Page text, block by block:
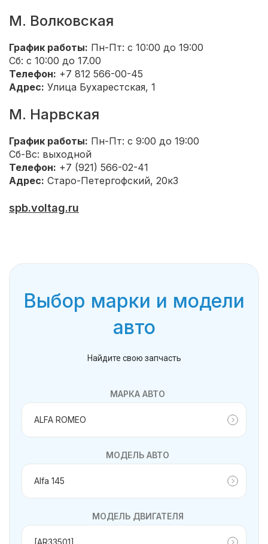
М. Волковская
График работы: Пн-Пт: с 10:00 до 19:00
Сб: с 10:00 до 17.00
Телефон: +7 812 566-00-45
Адрес: Улица Бухарестская, 1
М. Нарвская
График работы: Пн-Пт: с 9:00 до 19:00
Сб-Вс: выходной
Телефон: +7 (921) 566-02-41
Адрес: Старо-Петергофский, 20к3
spb.voltag.ru
Выбор марки и модели
авто
Найдите свою запчасть
МАРКА АВТО
МОДЕЛЬ АВТО
МОДЕЛЬ ДВИГАТЕЛЯ